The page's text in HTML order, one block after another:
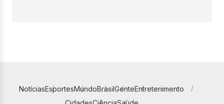
NotíciasEsportesMundoBrasilGenteEntretenimento